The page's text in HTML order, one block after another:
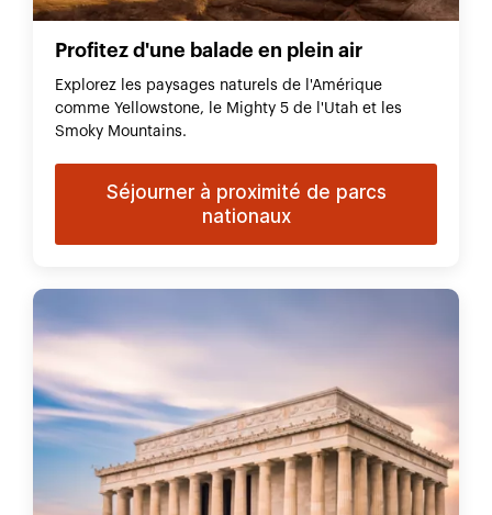
Profitez d'une balade en plein air
Explorez les paysages naturels de l'Amérique
comme Yellowstone, le Mighty 5 de l'Utah et les
Smoky Mountains.
Séjourner à proximité de parcs
nationaux